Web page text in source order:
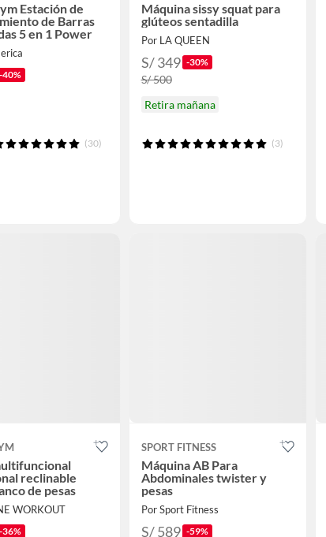
Estación de
de Barras
5 en 1 Power
-40%
(30)
Máquina sissy squat para
glúteos sentadilla
Por LA QUEEN
S/ 349 -30%
S/ 500
Retira mañana
(3)
reclinable
de pesas
WORKOUT
-36%
SPORT FITNESS
Máquina AB Para
Abdominales twister y
pesas
Por Sport Fitness
S/ 589 -59%